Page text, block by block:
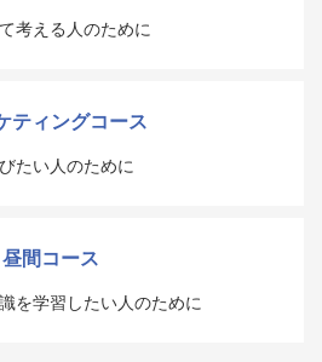
考える人のために
ティングコース
たい人のために
昼間コース
を学習したい人のために